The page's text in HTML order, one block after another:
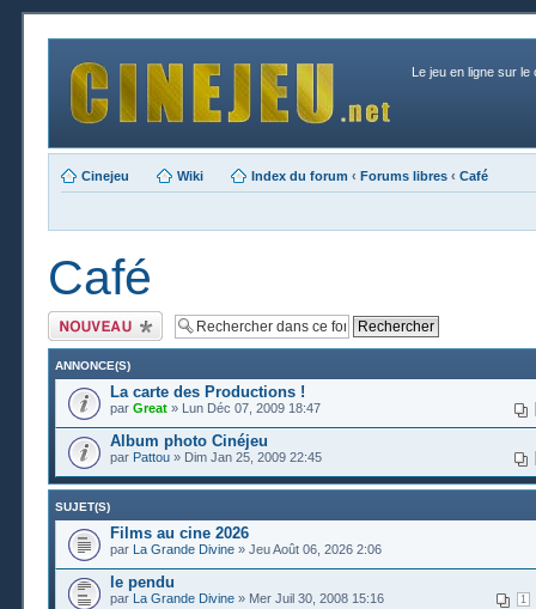
Le jeu en ligne sur le
Cinejeu Wiki Index du forum ‹ Forums libres ‹ Café
Café
Publier un nouveau
sujet
ANNONCE(S)
La carte des Productions !
par Great » Lun Déc 07, 2009 18:47
Album photo Cinéjeu
par Pattou » Dim Jan 25, 2009 22:45
SUJET(S)
Films au cine 2026
par La Grande Divine » Jeu Août 06, 2026 2:06
le pendu
1
par La Grande Divine » Mer Juil 30, 2008 15:16